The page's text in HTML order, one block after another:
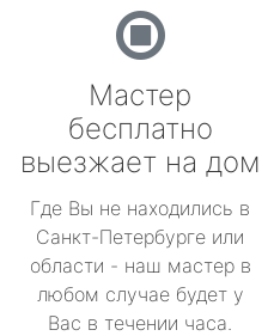
Мастер
бесплатно
выезжает на дом
Где Вы не находились в
Санкт-Петербурге или
области - наш мастер в
любом случае будет у
Вас в течении часа.